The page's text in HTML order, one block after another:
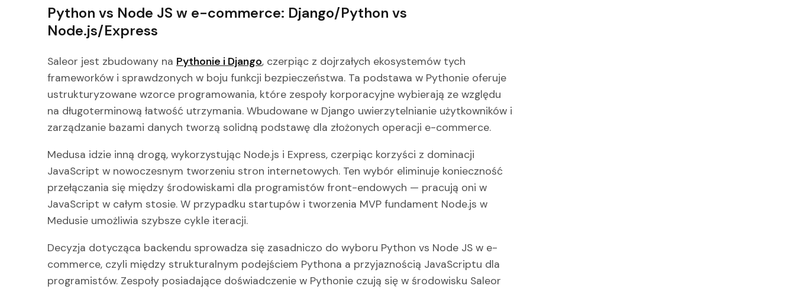
Python vs Node JS w e-commerce: Django/Python vs
Node.js/Express
Saleor jest zbudowany na Pythonie i Django, czerpiąc z dojrzałych ekosystemów tych
frameworków i sprawdzonych w boju funkcji bezpieczeństwa. Ta podstawa w Pythonie oferuje
ustrukturyzowane wzorce programowania, które zespoły korporacyjne wybierają ze względu
na długoterminową łatwość utrzymania. Wbudowane w Django uwierzytelnianie użytkowników i
zarządzanie bazami danych tworzą solidną podstawę dla złożonych operacji e-commerce.
Medusa idzie inną drogą, wykorzystując Node.js i Express, czerpiąc korzyści z dominacji
JavaScript w nowoczesnym tworzeniu stron internetowych. Ten wybór eliminuje konieczność
przełączania się między środowiskami dla programistów front-endowych — pracują oni w
JavaScript w całym stosie. W przypadku startupów i tworzenia MVP fundament Node.js w
Medusie umożliwia szybsze cykle iteracji.
Decyzja dotycząca backendu sprowadza się zasadniczo do wyboru Python vs Node JS w e-
commerce, czyli między strukturalnym podejściem Pythona a przyjaznością JavaScriptu dla
programistów. Zespoły posiadające doświadczenie w Pythonie czują się w środowisku Saleor